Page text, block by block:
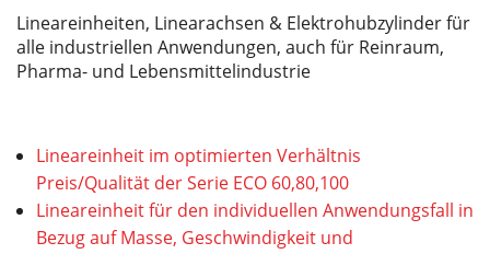
Lineareinheiten, Linearachsen & Elektrohubzylinder für
alle industriellen Anwendungen, auch für Reinraum,
Pharma- und Lebensmittelindustrie
Lineareinheit im optimierten Verhältnis
Preis/Qualität der Serie ECO 60,80,100
Lineareinheit für den individuellen Anwendungsfall in
Bezug auf Masse, Geschwindigkeit und